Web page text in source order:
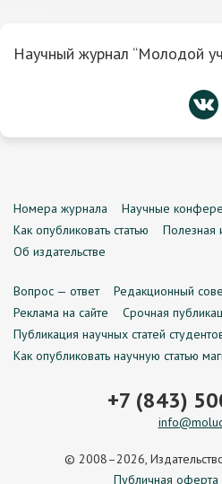
Научный журнал “Молодой
Номера журнала Научные
Как опубликовать статью
Полезная
Об издательстве
Вопрос — ответ Редакционный
Реклама на сайте
Срочная
Публикация научных статей
Как опубликовать научную статью
+7 (843)
© 2008–2026,
Публичная оферта